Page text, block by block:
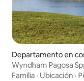
Departamento en
osa Springs
Wyndham Pagosa
con balcón
Familia · Ubicación ·